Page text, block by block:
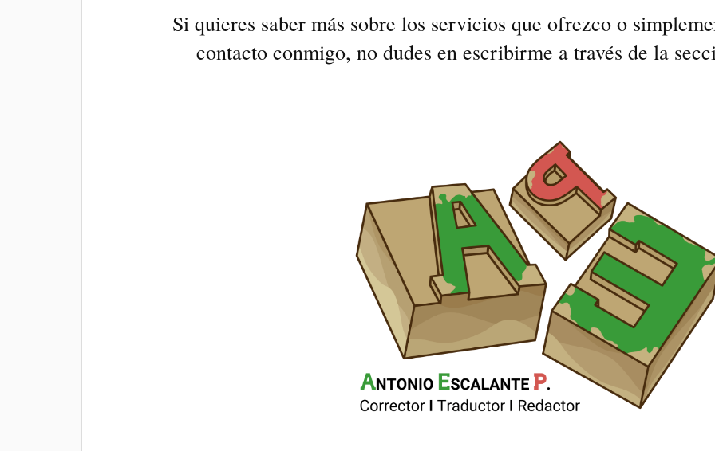
Si quieres saber más sobre los servicios que ofrezco o
contacto conmigo, no dudes en escribirme a través de la